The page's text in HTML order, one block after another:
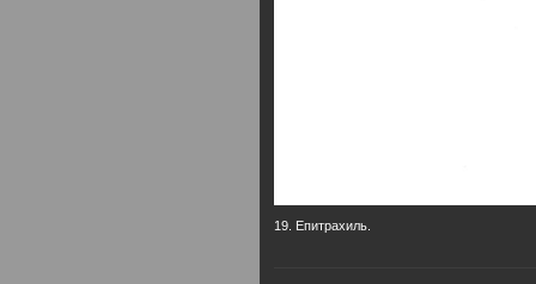
19. Епитрахиль.